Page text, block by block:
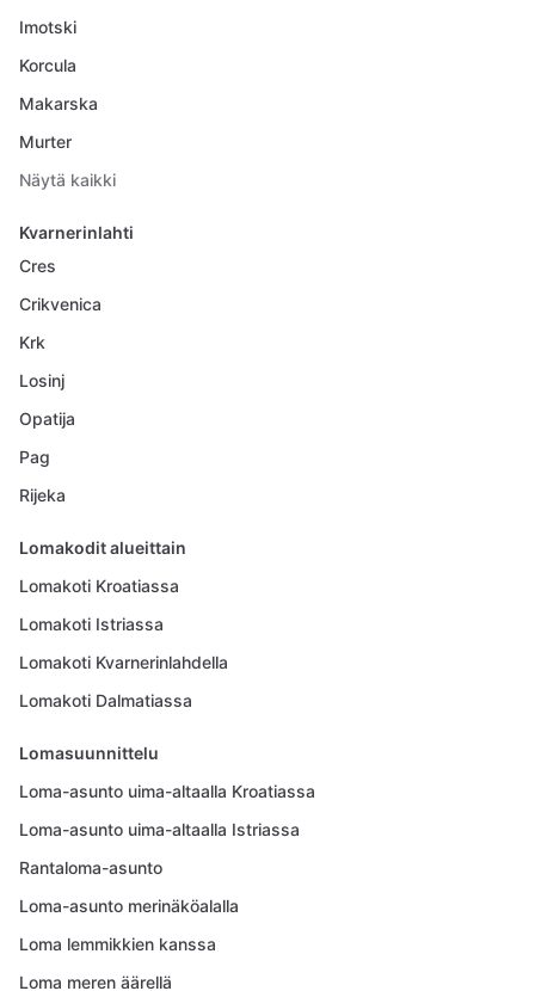
Imotski
Korcula
Makarska
Murter
Näytä kaikki
Kvarnerinlahti
Cres
Crikvenica
Krk
Losinj
Opatija
Pag
Rijeka
Lomakodit alueittain
Lomakoti Kroatiassa
Lomakoti Istriassa
Lomakoti Kvarnerinlahdella
Lomakoti Dalmatiassa
Lomasuunnittelu
Loma-asunto uima-altaalla Kroatiassa
Loma-asunto uima-altaalla Istriassa
Rantaloma-asunto
Loma-asunto merinäköalalla
Loma lemmikkien kanssa
Loma meren äärellä